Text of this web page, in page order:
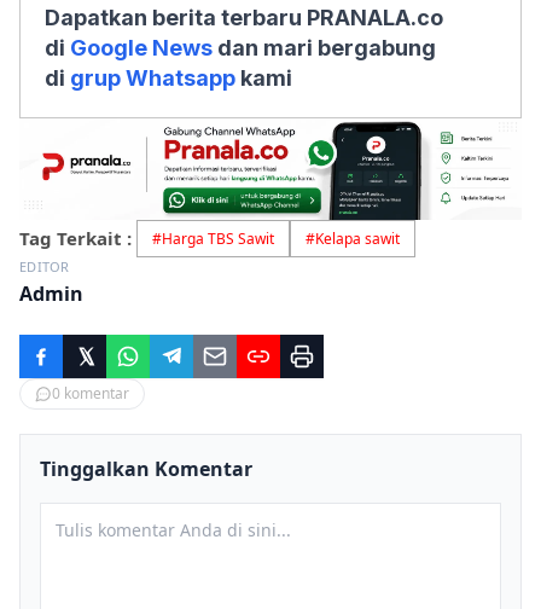
Dapatkan berita terbaru PRANALA.co
di Google News dan mari bergabung
di grup Whatsapp kami
Tag Terkait : #Harga TBS Sawit #Kelapa sawit
EDITOR
Admin
0 komentar
Tinggalkan Komentar